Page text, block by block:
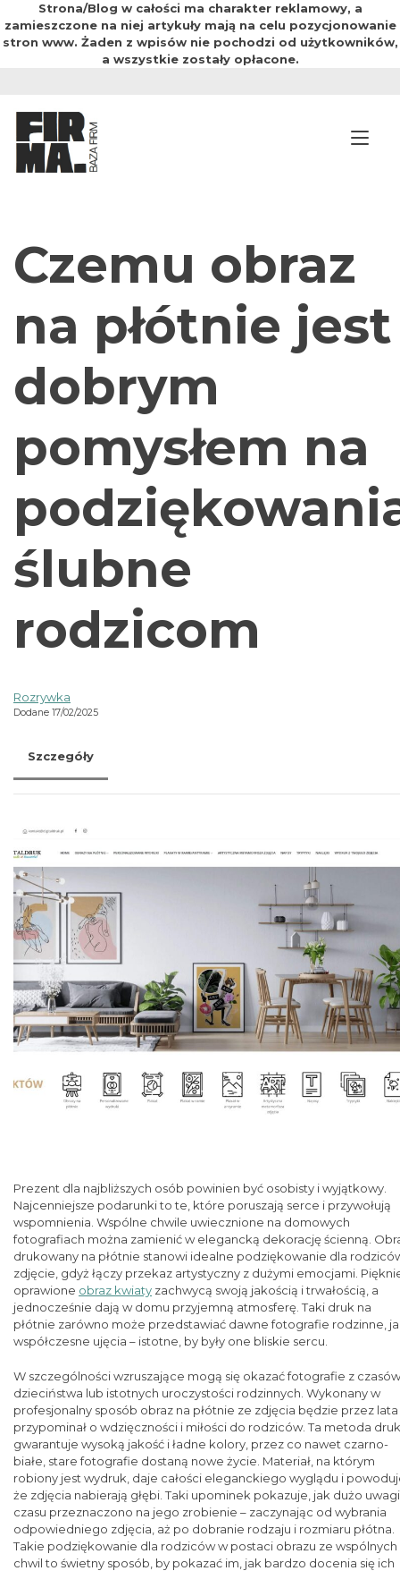
Strona/Blog w całości ma charakter reklamowy, a
zamieszczone na niej artykuły mają na celu pozycjonowanie
stron www. Żaden z wpisów nie pochodzi od użytkowników,
a wszystkie zostały opłacone.
treści
Czemu obraz
na płótnie jest
dobrym
pomysłem na
ślubne
rodzicom
Rozrywka
Dodane 17/02/2025
Szczegóły
Prezent dla najbliższych osób powinien być osobisty i wyjątkowy.
Najcenniejsze podarunki to te, które poruszają serce i przywołują
wspomnienia. Wspólne chwile uwiecznione na domowych
fotografiach można zamienić w elegancką dekorację ścienną.
drukowany na płótnie stanowi idealne podziękowanie dla
zdjęcie, gdyż łączy przekaz artystyczny z dużymi emocjami.
oprawione obraz kwiaty zachwycą swoją jakością i trwałością, a
jednocześnie dają w domu przyjemną atmosferę. Taki druk na
płótnie zarówno może przedstawiać dawne fotografie rodzinne,
współczesne ujęcia – istotne, by były one bliskie sercu.
W szczególności wzruszające mogą się okazać fotografie z czasów
dzieciństwa lub istotnych uroczystości rodzinnych. Wykonany w
profesjonalny sposób obraz na płótnie ze zdjęcia będzie przez lata
przypominał o wdzięczności i miłości do rodziców. Ta metoda
gwarantuje wysoką jakość i ładne kolory, przez co nawet czarno-
białe, stare fotografie dostaną nowe życie. Materiał, na którym
robiony jest wydruk, daje całości eleganckiego wyglądu i
że zdjęcia nabierają głębi. Taki upominek pokazuje, jak dużo
czasu przeznaczono na jego zrobienie – zaczynając od wybrania
odpowiedniego zdjęcia, aż po dobranie rodzaju i rozmiaru płótna.
Takie podziękowanie dla rodziców w postaci obrazu ze wspólnych
chwil to świetny sposób, by pokazać im, jak bardzo docenia się ich